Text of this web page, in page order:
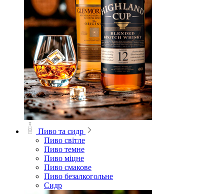
Пиво та сидр
Пиво світле
Пиво темне
Пиво міцне
Пиво смакове
Пиво безалкогольне
Сидр